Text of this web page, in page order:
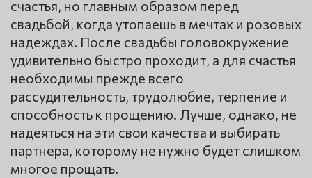
счастья, но главным образом перед
свадьбой, когда утопаешь в мечтах и розовых
надеждах. После свадьбы головокружение
удивительно быстро проходит, а для счастья
необходимы прежде всего
рассудительность, трудолюбие, терпение и
способность к прощению. Лучше, однако, не
надеяться на эти свои качества и выбирать
партнера, которому не нужно будет слишком
многое прощать.